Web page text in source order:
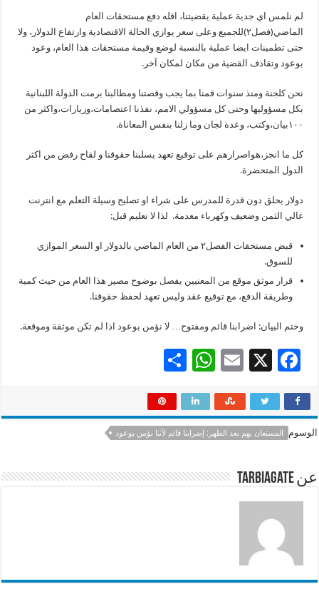
لم نلمس اي جدية عملية بقضيتنا، اقله دفع مستحقات العام
الماضي(فصل٢)للجميع وعلى سعر يوازي الحالة الاقتصادية وارتفاع الدولار، ولا
حتى تطمينات ايضا عملية بالنسبة لوضع وقيمة مستحقات هذا العام، وعود
بوعود وتقاذف القضية من مكان لمكان آخر.
نحن كلجنة ومنذ سنوات قمنا بما يجب وقصتنا ومطالبنا برمت الدولة اللبنانية
بكل مسؤوليها وحتى كل مسؤولي الامم، نفذنا اعتصامات،وزيارات،واكثر من
١٠٠بيان،وكتب، وعدة لجان وما زلنا بنفس المعاناة.
كل ما انجز،هواصرارهم على توقيع تعهد يسلبنا حقوقنا و لقاح رفض من اكثر
الدول المتحضرة.
دولار يحلق دون قدرة للمدرس على شراء او تصليح وسيلة التعلم مع انترنت
غالي الثمن وضعيف وكهرباء معدمة. لذا لا تعليم قبل:
قبض مستحقات الفصل٢ من العام الماضي بالدولار او السعر الموازي
للسوق.
قرار موثق موقع من المعنيين يفصل بوضوح مصير هذا العام من حيث كمية
وطريقة الدفع، مع توقيع عقد وليس تعهد لحفظ حقوقنا.
وختم البيان: اضرابنا قائم ومفتوح… لا نؤمن بوعود اذا لم تكن موثقة وموقعة.
F
e
b
o
k
X
E
ai
l
W
at
sA
p
ar
e
الوسوم المستعان بهم بعد الظهر: إضرابنا قائم لأننا نؤمن بوعود
عن tarbiagate